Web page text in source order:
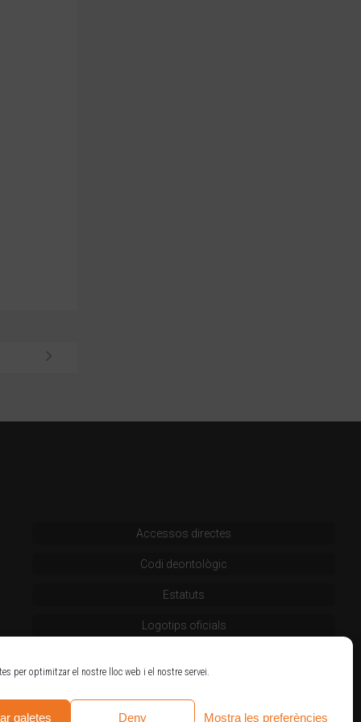
per optimitzar el nostre lloc web i el nostre servei.
galetes Deny Mostra les preferències
Accessos directes
Codi deontològic
Estatuts
Logotips oficials